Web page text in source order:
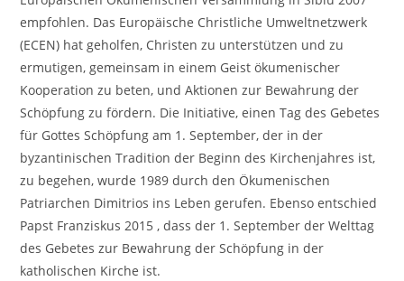
empfohlen. Das Europäische Christliche Umweltnetzwerk
(ECEN) hat geholfen, Christen zu unterstützen und zu
ermutigen, gemeinsam in einem Geist ökumenischer
Kooperation zu beten, und Aktionen zur Bewahrung der
Schöpfung zu fördern. Die Initiative, einen Tag des Gebetes
für Gottes Schöpfung am 1. September, der in der
byzantinischen Tradition der Beginn des Kirchenjahres ist,
zu begehen, wurde 1989 durch den Ökumenischen
Patriarchen Dimitrios ins Leben gerufen. Ebenso entschied
Papst Franziskus 2015 , dass der 1. September der Welttag
des Gebetes zur Bewahrung der Schöpfung in der
katholischen Kirche ist.